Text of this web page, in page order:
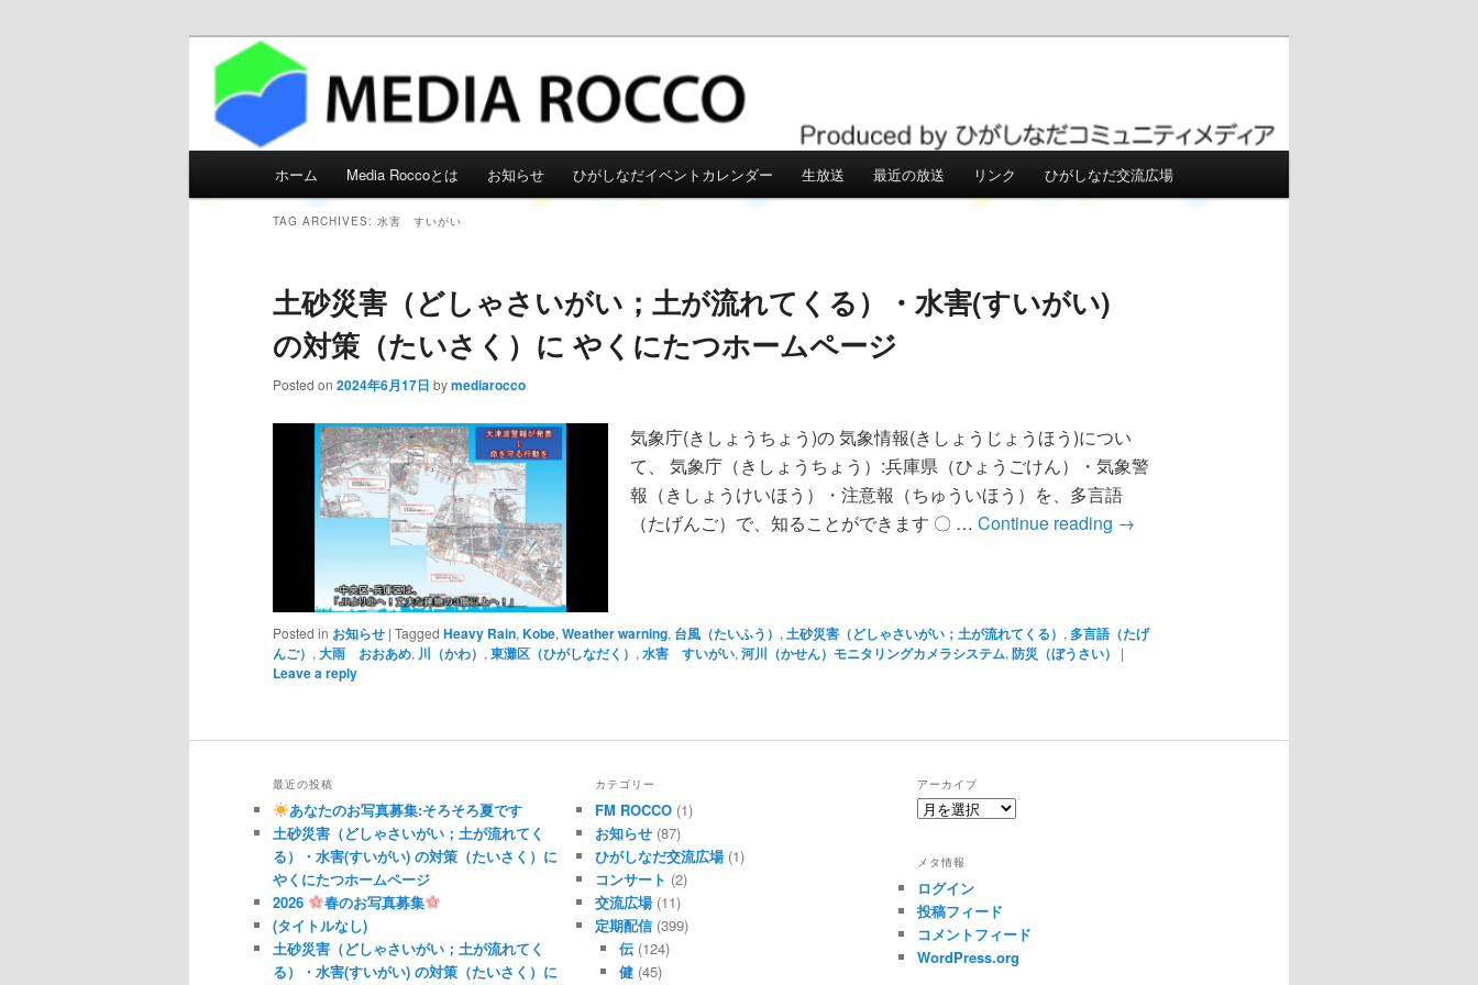
メディアろっこう
Skip to primary content
Skip to secondary content
ホーム Media Roccoとは お知らせ ひがしなだイベントカレンダー 生放送 最近の放送 リンク ひがしなだ交流広場
TAG ARCHIVES: 水害 すいがい
土砂災害（どしゃさいがい；土が流れてくる）・水害(すいがい)
の対策（たいさく）に やくにたつホームページ
Posted on 2024年6月17日 bymediarocco
気象庁(きしょうちょう)の 気象情報(きしょうじょうほう)につい
て、 気象庁（きしょうちょう）:兵庫県（ひょうごけん）・気象警
報（きしょうけいほう）・注意報（ちゅういほう）を、多言語
（たげんご）で、知ることができます 〇 … Continue reading →
Posted in お知らせ | Tagged Heavy Rain, Kobe, Weather warning, 台風（たいふう） , 土砂災害（どしゃさいがい；土が流れてくる） , 多言語（たげ
んご） , 大雨 おおあめ, 川（かわ） , 東灘区（ひがしなだく） , 水害 すいがい, 河川（かせん）モニタリングカメラシステム, 防災（ぼうさい） |
Leave a reply
最近の投稿
あなたのお写真募集:そろそろ夏です
土砂災害（どしゃさいがい；土が流れてく
る）・水害(すいがい) の対策（たいさく）に
やくにたつホームページ
2026
春のお写真募集
(タイトルなし)
土砂災害（どしゃさいがい；土が流れてく
る）・水害(すいがい) の対策（たいさく）に
カテゴリー
FM ROCCO(1)
お知らせ(87)
ひがしなだ交流広場(1)
コンサート (2)
交流広場(11)
定期配信(399)
伝 (124)
健 (45)
アーカイブ
ア
イ
ブ
メタ情報
ログイン
投稿フィード
コメントフィード
WordPress.org